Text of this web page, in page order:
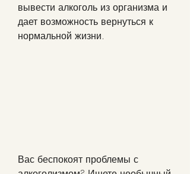
вывести алкоголь из организма и
дает возможность вернуться к
нормальной жизни.
Вас беспокоят проблемы с